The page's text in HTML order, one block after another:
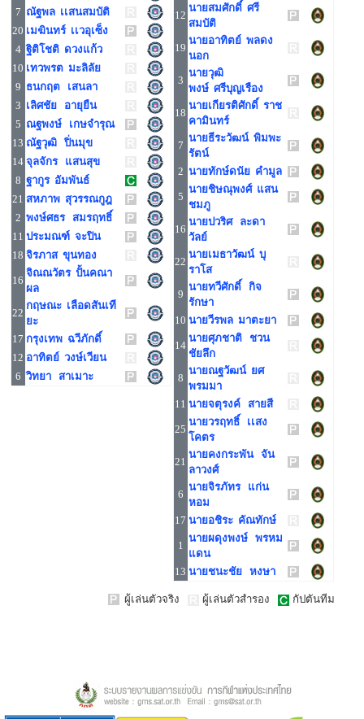
7 ณัฐพล เเสนสมบัติ
20 เมฆินทร์ เเวอุเซ็ง
4 ฐิติโชติ ดวงแก้ว
10 เทวพรต มะลิลัย
9 ธนกฤต เสนลา
3 เลิศชัย อายุยืน
5 ณฐพงษ์ เกษจำรุณ
13 ณัฐวุฒิ ปิ่นมุข
14 จุลจักร แสนสุข
8 ฐากูร อัมพันธ์
21 สหภาพ สุวรรณกูฎ
2 พงษ์ศธร สมรฤทธิ์
11 ประมณฑ์ จะปิน
18 จิรภาส ขุนทอง
16
จิณณวัตร ปั้นคณา
ผล
22
กฤษณะ เลือดสันเที
ยะ
17 กรุงเทพ ฉวีภักดิ์
12 อาทิตย์ วงษ์เวียน
6 วิทยา สาเมาะ
12
นายสมศักดิ์ ศรี
สมบัติ
19
นายอาทิตย์ พลดง
นอก
3
นายวุฒิ
พงษ์ ศรีบุญเรือง
18
นายเกียรติศักดิ์ ราช
คามินทร์
7
นายธีระวัฒน์ พิมพะ
รัตน์
2 นายทักษ์ดนัย คำมูล
5
นายชิษณุพงศ์ แสน
ชมภู
16
นายปวริศ ละดา
วัลย์
22
นายเมธาวัฒน์ บุ
ราโส
9
นายทวีศักดิ์ กิจ
รักษา
10 นายวีรพล มาตะยา
14
นายศุภชาติ ชวน
ชัยลึก
8
นายณฐวัฒน์ ยศ
พรมมา
11 นายจตุรงค์ สายสี
25
นายวรฤทธิ์ เเสง
โคตร
21
นายคงกระพัน จัน
ลาวงศ์
6
นายจิรภัทร แก่น
หอม
17 นายอชิระ คัณทักษ์
1
นายผดุงพงษ์ พรหม
แดน
13 นายชนะชัย หงษา
ผู้เล่นตัวจริง ผู้เล่นตัวสำรอง กัปตันทีม